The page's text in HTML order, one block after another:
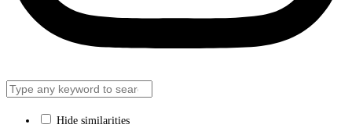
Hide similarities